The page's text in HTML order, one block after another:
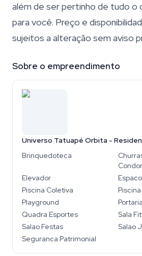
além de ser pertinho de tudo o
para você. Preço e
sujeitos a alteração sem aviso
Sobre o empreendimento
Universo Tatuapé Orbita -
Brinquedoteca
Elevador
Piscina Coletiva
Playground
Portaria
Quadra Esportes
Sala
Salao Festas
Salao
Seguranca Patrimonial